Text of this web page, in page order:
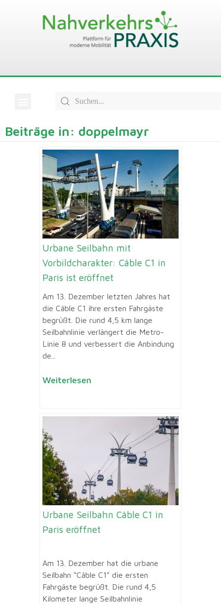
Beiträge in: doppelmayr
Urbane Seilbahn mit
Vorbildcharakter: Câble C1 in
Paris ist eröffnet
Am 13. Dezember letzten Jahres hat
die Câble C1 ihre ersten Fahrgäste
begrüßt. Die rund 4,5 km lange
Seilbahnlinie verlängert die Metro-
Linie 8 und verbessert die Anbindung
de...
Weiterlesen
Urbane Seilbahn Câble C1 in
Paris eröffnet
Am 13. Dezember hat die urbane
Seilbahn “Câble C1” die ersten
Fahrgäste begrüßt. Die rund 4,5
Kilometer lange Seilbahnlinie